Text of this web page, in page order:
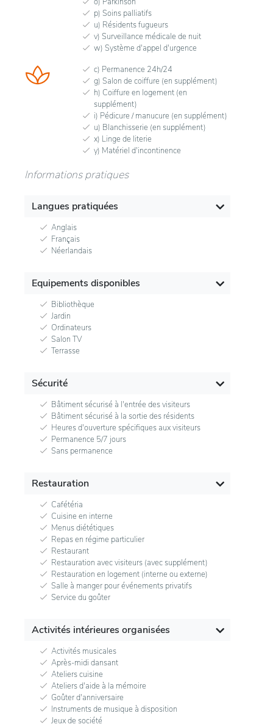
p) Soins palliatifs
u) Résidents fugueurs
v) Surveillance médicale de nuit
w) Système d'appel d'urgence
c) Permanence 24h/24
g) Salon de coiffure (en supplément)
h) Coiffure en logement (en
supplément)
i) Pédicure / manucure (en supplément)
u) Blanchisserie (en supplément)
x) Linge de literie
y) Matériel d'incontinence
Informations pratiques
Langues pratiquées
Anglais
Français
Néerlandais
Equipements disponibles
Bibliothèque
Jardin
Ordinateurs
Salon TV
Terrasse
Sécurité
Bâtiment sécurisé à l'entrée des visiteurs
Bâtiment sécurisé à la sortie des résidents
Heures d'ouverture spécifiques aux visiteurs
Permanence 5/7 jours
Sans permanence
Restauration
Cafétéria
Cuisine en interne
Menus diététiques
Repas en régime particulier
Restaurant
Restauration avec visiteurs (avec supplément)
Restauration en logement (interne ou externe)
Salle à manger pour événements privatifs
Service du goûter
Activités intérieures organisées
Activités musicales
Après-midi dansant
Ateliers cuisine
Ateliers d'aide à la mémoire
Goûter d'anniversaire
Instruments de musique à disposition
Jeux de société